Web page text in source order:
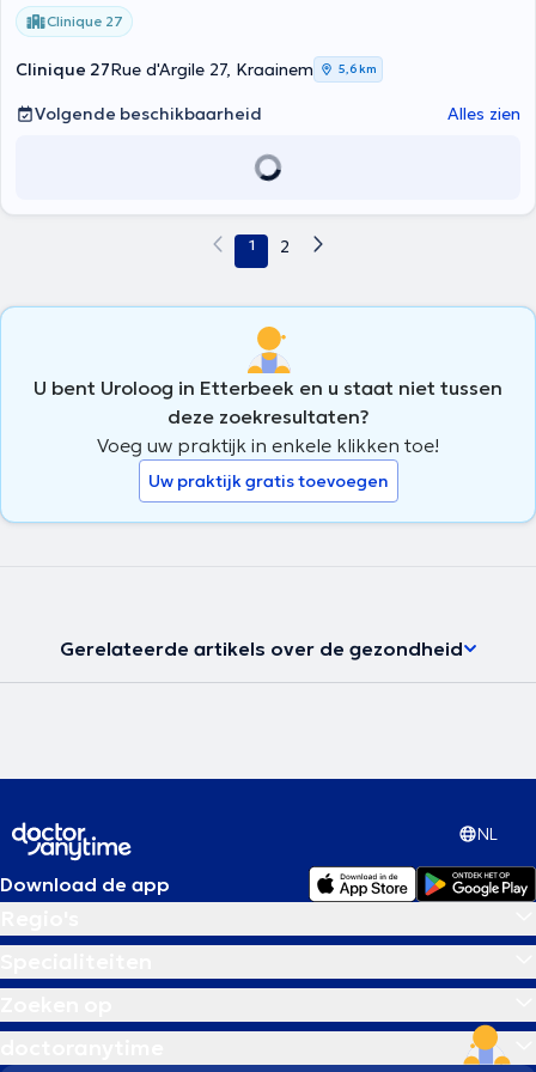
Clinique 27
Clinique 27Rue d'Argile 27, Kraainem 5,6 km
Volgende beschikbaarheid Alles zien
1 2
U bent Uroloog in Etterbeek en u staat niet tussen
deze zoekresultaten?
Voeg uw praktijk in enkele klikken toe!
Uw praktijk gratis toevoegen
Gerelateerde artikels over de gezondheid
NL
Download de app